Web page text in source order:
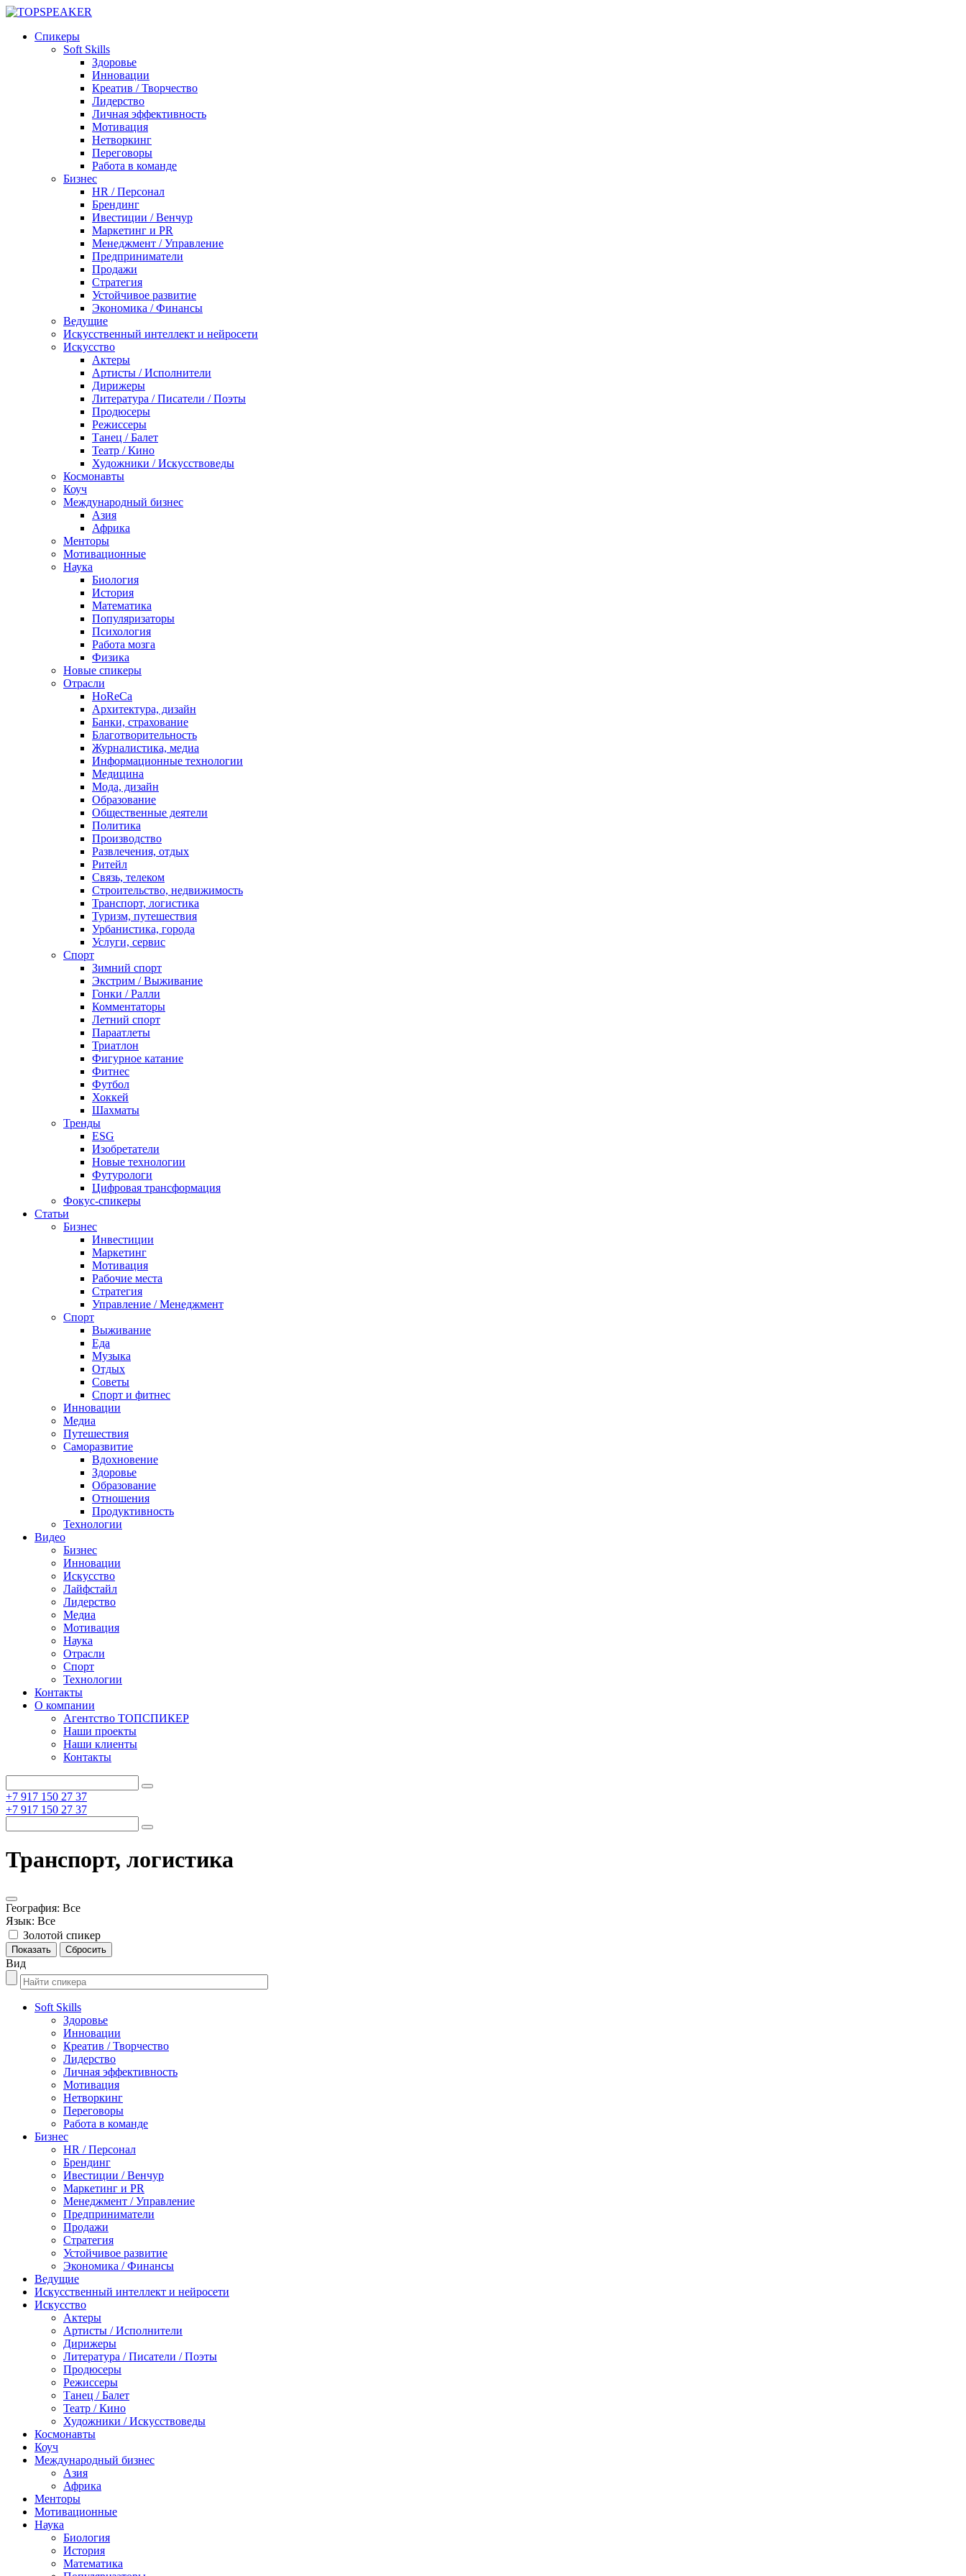
Спикеры
Soft Skills
Здоровье
Инновации
Креатив / Творчество
Лидерство
Личная эффективность
Мотивация
Нетворкинг
Переговоры
Работа в команде
Бизнес
HR / Персонал
Брендинг
Ивестиции / Венчур
Маркетинг и PR
Менеджмент / Управление
Предприниматели
Продажи
Стратегия
Устойчивое развитие
Экономика / Финансы
Ведущие
Искусственный интеллект и нейросети
Искусство
Актеры
Артисты / Исполнители
Дирижеры
Литература / Писатели / Поэты
Продюсеры
Режиссеры
Танец / Балет
Театр / Кино
Художники / Искусствоведы
Космонавты
Коуч
Международный бизнес
Азия
Африка
Менторы
Мотивационные
Наука
Биология
История
Математика
Популяризаторы
Психология
Работа мозга
Физика
Новые спикеры
Отрасли
HoReCa
Архитектура, дизайн
Банки, страхование
Благотворительность
Журналистика, медиа
Информационные технологии
Медицина
Мода, дизайн
Образование
Общественные деятели
Политика
Производство
Развлечения, отдых
Ритейл
Связь, телеком
Строительство, недвижимость
Транспорт, логистика
Туризм, путешествия
Урбанистика, города
Услуги, сервис
Спорт
Зимний спорт
Экстрим / Выживание
Гонки / Ралли
Комментаторы
Летний спорт
Параатлеты
Триатлон
Фигурное катание
Фитнес
Футбол
Хоккей
Шахматы
Тренды
ESG
Изобретатели
Новые технологии
Футурологи
Цифровая трансформация
Фокус-спикеры
Статьи
Бизнес
Инвестиции
Маркетинг
Мотивация
Рабочие места
Стратегия
Управление / Менеджмент
Спорт
Выживание
Еда
Музыка
Отдых
Советы
Спорт и фитнес
Инновации
Медиа
Путешествия
Саморазвитие
Вдохновение
Здоровье
Образование
Отношения
Продуктивность
Технологии
Видеo
Бизнес
Инновации
Искусство
Лайфстайл
Лидерство
Медиа
Мотивация
Наука
Отрасли
Спорт
Технологии
Контакты
О компании
Агентство ТОПСПИКЕР
Наши проекты
Наши клиенты
Контакты
+7 917 150 27 37
+7 917 150 27 37
Транспорт, логистика
География: Все
Язык: Все
Золотой спикер
Вид
Soft Skills
Здоровье
Инновации
Креатив / Творчество
Лидерство
Личная эффективность
Мотивация
Нетворкинг
Переговоры
Работа в команде
Бизнес
HR / Персонал
Брендинг
Ивестиции / Венчур
Маркетинг и PR
Менеджмент / Управление
Предприниматели
Продажи
Стратегия
Устойчивое развитие
Экономика / Финансы
Ведущие
Искусственный интеллект и нейросети
Искусство
Актеры
Артисты / Исполнители
Дирижеры
Литература / Писатели / Поэты
Продюсеры
Режиссеры
Танец / Балет
Театр / Кино
Художники / Искусствоведы
Космонавты
Коуч
Международный бизнес
Азия
Африка
Менторы
Мотивационные
Наука
Биология
История
Математика